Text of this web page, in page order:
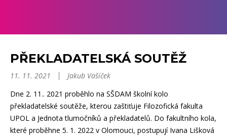
PŘEKLADATELSKÁ SOUTĚŽ
11. 11. 2021
Jakub Vašíček
Dne 2. 11.. 2021 proběhlo na SŠDAM školní kolo
překladatelské soutěže, kterou zaštiťuje Filozofická fakulta
UPOL a Jednota tlumočníků a překladatelů. Do fakultního kola,
které proběhne 5. 1. 2022 v Olomouci, postupují Ivana Lišková